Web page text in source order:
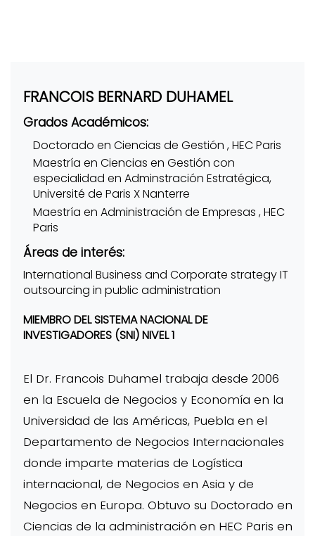
FRANCOIS BERNARD DUHAMEL
Grados Académicos:
Doctorado en Ciencias de Gestión , HEC Paris
Maestría en Ciencias en Gestión con
especialidad en Adminstración Estratégica,
Université de Paris X Nanterre
Maestría en Administración de Empresas , HEC
Paris
Áreas de interés:
International Business and Corporate strategy IT
outsourcing in public administration
MIEMBRO DEL SISTEMA NACIONAL DE
INVESTIGADORES (SNI) NIVEL 1
El Dr. Francois Duhamel trabaja desde 2006
en la Escuela de Negocios y Economía en la
Universidad de las Américas, Puebla en el
Departamento de Negocios Internacionales
donde imparte materias de Logística
internacional, de Negocios en Asia y de
Negocios en Europa. Obtuvo su Doctorado en
Ciencias de la administración en HEC Paris en